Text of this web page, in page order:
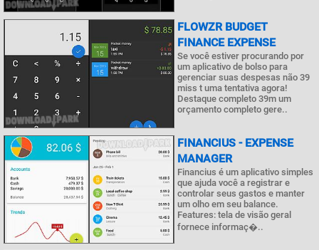
FLOWZR BUDGET
FINANCE EXPENSE
Se você estiver procurando por
um aplicativo de bolso para
gerenciar suas despesas não 39
miss t uma tentativa agora!
Destaque completo 39m um
orçamento completo gere..
FINANCIUS - EXPENSE
MANAGER
Financius é um aplicativo simples
que ajuda você a registrar e
controlar seus gastos e manter
um olho em seu balance.
Features: tela de visão geral
fornece informaç�..